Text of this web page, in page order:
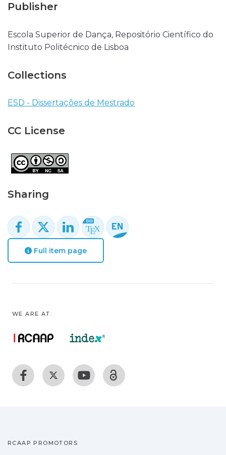
Publisher
Escola Superior de Dança, Repositório Científico do
Instituto Politécnico de Lisboa
Collections
ESD - Dissertações de Mestrado
CC License
Sharing
Full item page
WE ARE AT:
RCAAP PROMOTORS